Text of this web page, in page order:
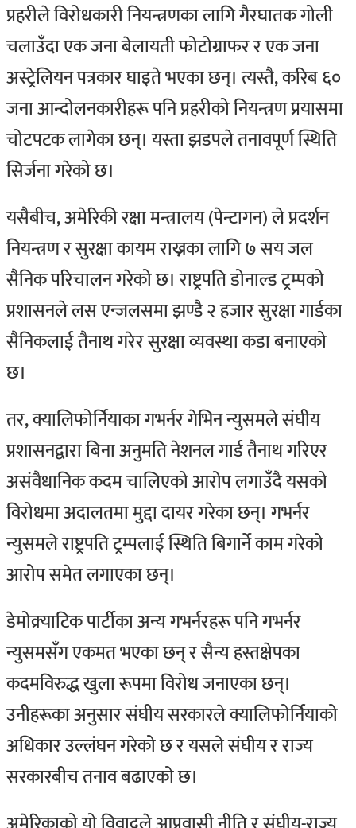
प्रहरीले विरोधकारी नियन्त्रणका लागि गैरघातक गोली
चलाउँदा एक जना बेलायती फोटोग्राफर र एक जना
अस्ट्रेलियन पत्रकार घाइते भएका छन्। त्यस्तै, करिब ६०
जना आन्दोलनकारीहरू पनि प्रहरीको नियन्त्रण प्रयासमा
चोटपटक लागेका छन्। यस्ता झडपले तनावपूर्ण स्थिति
सिर्जना गरेको छ।
यसैबीच, अमेरिकी रक्षा मन्त्रालय (पेन्टागन) ले प्रदर्शन
नियन्त्रण र सुरक्षा कायम राख्नका लागि ७ सय जल
सैनिक परिचालन गरेको छ। राष्ट्रपति डोनाल्ड ट्रम्पको
प्रशासनले लस एन्जलसमा झण्डै २ हजार सुरक्षा गार्डका
सैनिकलाई तैनाथ गरेर सुरक्षा व्यवस्था कडा बनाएको
छ।
तर, क्यालिफोर्नियाका गभर्नर गेभिन न्युसमले संघीय
प्रशासनद्वारा बिना अनुमति नेशनल गार्ड तैनाथ गरिएर
असंवैधानिक कदम चालिएको आरोप लगाउँदै यसको
विरोधमा अदालतमा मुद्दा दायर गरेका छन्। गभर्नर
न्युसमले राष्ट्रपति ट्रम्पलाई स्थिति बिगार्ने काम गरेको
आरोप समेत लगाएका छन्।
डेमोक्र्याटिक पार्टीका अन्य गभर्नरहरू पनि गभर्नर
न्युसमसँग एकमत भएका छन् र सैन्य हस्तक्षेपका
कदमविरुद्ध खुला रूपमा विरोध जनाएका छन्।
उनीहरूका अनुसार संघीय सरकारले क्यालिफोर्नियाको
अधिकार उल्लंघन गरेको छ र यसले संघीय र राज्य
सरकारबीच तनाव बढाएको छ।